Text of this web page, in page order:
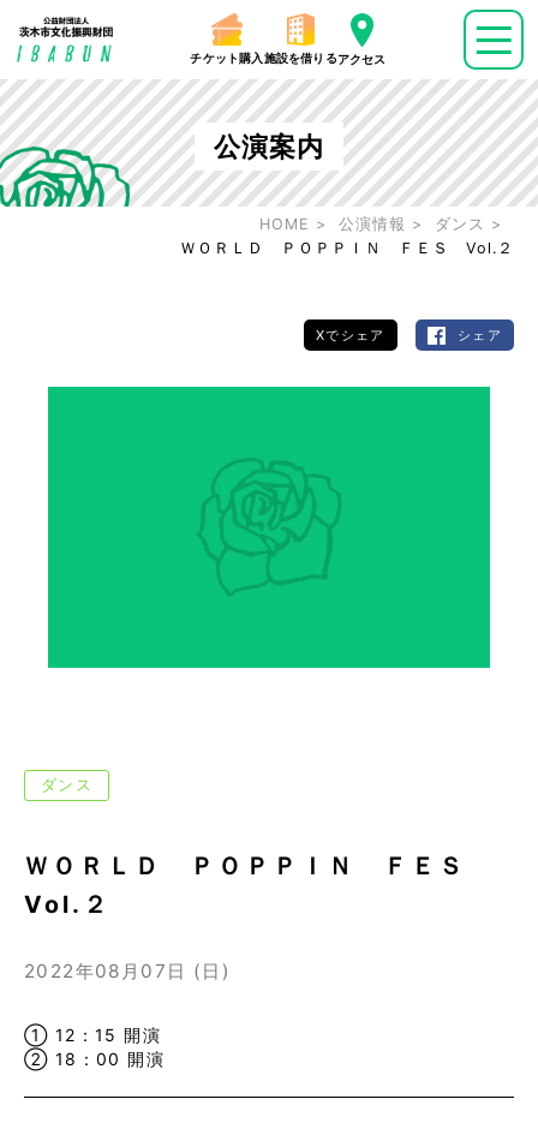
チケット購入 施設を借りるアクセス
公演案内
HOME 公演情報
ダンス
ＷＯＲＬＤ ＰＯＰＰＩＮ ＦＥＳ Vol.２
Xでシェア シェア
ダンス
ＷＯＲＬＤ ＰＯＰＰＩＮ ＦＥＳ
Vol.２
2022年08月07日 (日)
① 12：15 開演
② 18：00 開演